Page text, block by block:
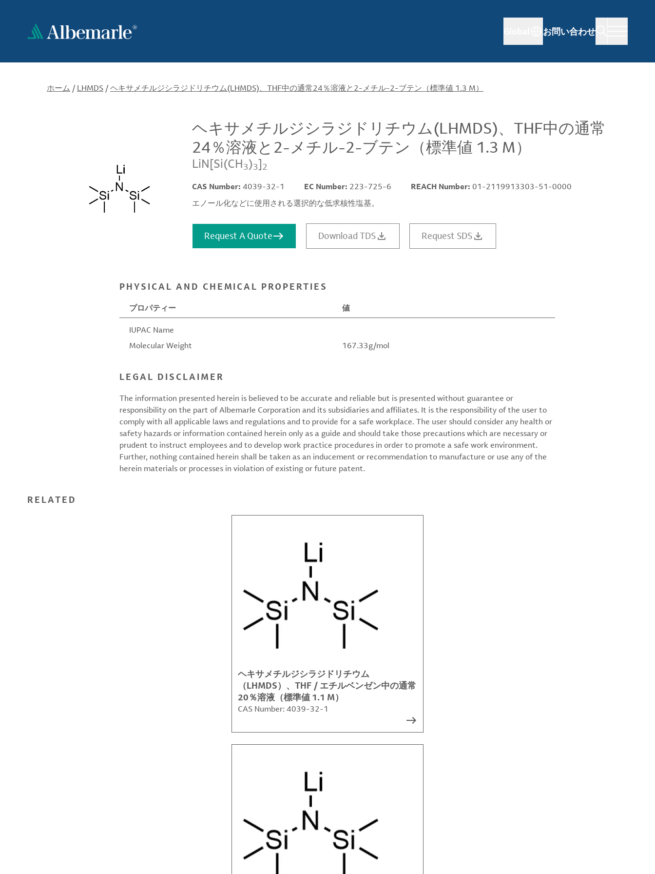
テ
お問い合わせ
ホーム / LHMDS /ヘキサメチルジシラジドリチウム(LHMDS)、THF中の通常24％溶液と2-メチル-2-ブテン（標準値 1.3 M）
ヘキサメチルジシラジドリチウム(LHMDS)、THF中の通常
24％溶液と2-メチル-2-ブテン（標準値 1.3 M）
LiN[Si(CH3)3]2
CAS Number: 4039-32-1 EC Number: 223-725-6 REACH Number: 01-2119913303-51-0000
エノール化などに使用される選択的な低求核性塩基。
Request A Quote Download TDS Request SDS
PHYSICAL AND CHEMICAL PROPERTIES
プロパティー 値
IUPAC Name
Molecular Weight
167.33g/mol
LEGAL DISCLAIMER
The information presented herein is believed to be accurate and reliable but is presented without guarantee or
responsibility on the part of Albemarle Corporation and its subsidiaries and affiliates. It is the responsibility of the user to
comply with all applicable laws and regulations and to provide for a safe workplace. The user should consider any health or
safety hazards or information contained herein only as a guide and should take those precautions which are necessary or
prudent to instruct employees and to develop work practice procedures in order to promote a safe work environment.
Further, nothing contained herein shall be taken as an inducement or recommendation to manufacture or use any of the
herein materials or processes in violation of existing or future patent.
RELATED
ヘキサメチルジシラジドリチウム
（LHMDS）、THF / エチルベンゼン中の通常
20％溶液（標準値 1.1 M）
CAS Number: 4039-32-1